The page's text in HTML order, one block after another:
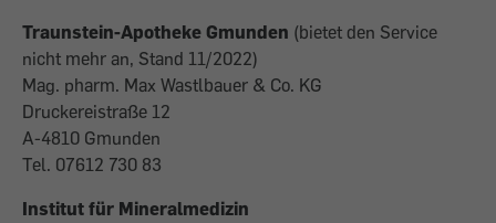
Traunstein-Apotheke Gmunden (bietet den Service
nicht mehr an, Stand 11/2022)
Mag. pharm. Max Wastlbauer & Co. KG
Druckereistraße 12
A-4810 Gmunden
Tel. 07612 730 83
Institut für Mineralmedizin